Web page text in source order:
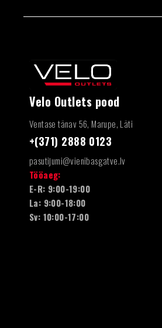
Velo Outlets pood
Ventase tänav 56, Marupe, Läti
+(371) 2888 0123
pasutijumi@vienibasgatve.lv
Tööaeg:
E-R: 9:00-19:00
La: 9:00-18:00
Sv: 10:00-17:00